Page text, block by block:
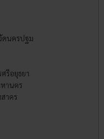
ดนครปฐม
รีอยุธยา
านคร
าคร